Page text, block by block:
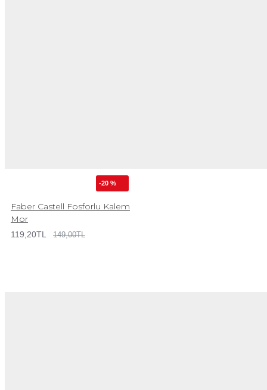
-20 %
Faber Castell Fosforlu Kalem
Mor
119,20TL 149,00TL